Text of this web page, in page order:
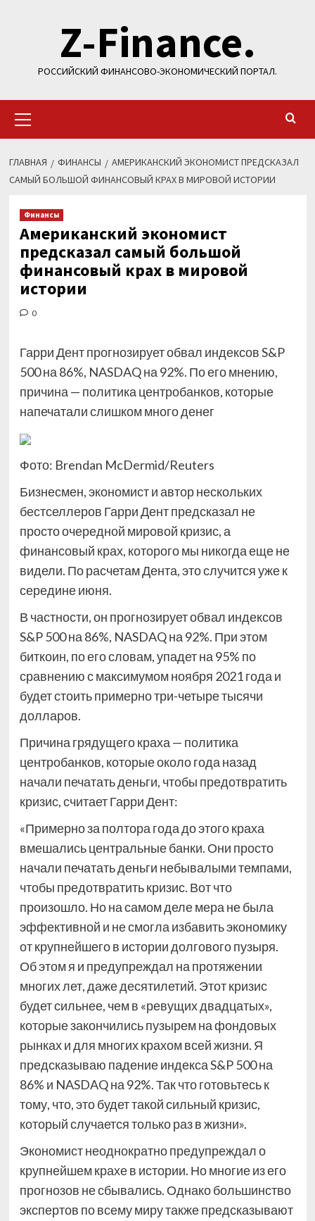
содержимомуZ-Finance.
РОССИЙСКИЙ ФИНАНСОВО-ЭКОНОМИЧЕСКИЙ ПОРТАЛ.
меню
ГЛАВНАЯ ФИНАНСЫ
АМЕРИКАНСКИЙ ЭКОНОМИСТ ПРЕДСКАЗАЛ
САМЫЙ БОЛЬШОЙ ФИНАНСОВЫЙ КРАХ В МИРОВОЙ ИСТОРИИ
Финансы
Американский экономист
предсказал самый большой
финансовый крах в мировой
истории
0
Гарри Дент прогнозирует обвал индексов S&P
500 на 86%, NASDAQ на 92%. По его мнению,
причина — политика центробанков, которые
напечатали слишком много денег
Фото: Brendan McDermid/Reuters
Бизнесмен, экономист и автор нескольких
бестселлеров Гарри Дент предсказал не
просто очередной мировой кризис, а
финансовый крах, которого мы никогда еще не
видели. По расчетам Дента, это случится уже к
середине июня.
В частности, он прогнозирует обвал индексов
S&P 500 на 86%, NASDAQ на 92%. При этом
биткоин, по его словам, упадет на 95% по
сравнению с максимумом ноября 2021 года и
будет стоить примерно три-четыре тысячи
долларов.
Причина грядущего краха — политика
центробанков, которые около года назад
начали печатать деньги, чтобы предотвратить
кризис, считает Гарри Дент:
«Примерно за полтора года до этого краха
вмешались центральные банки. Они просто
начали печатать деньги небывалыми темпами,
чтобы предотвратить кризис. Вот что
произошло. Но на самом деле мера не была
эффективной и не смогла избавить экономику
от крупнейшего в истории долгового пузыря.
Об этом я и предупреждал на протяжении
многих лет, даже десятилетий. Этот кризис
будет сильнее, чем в «ревущих двадцатых»,
которые закончились пузырем на фондовых
рынках и для многих крахом всей жизни. Я
предсказываю падение индекса S&P 500 на
86% и NASDAQ на 92%. Так что готовьтесь к
тому, что, это будет такой сильный кризис,
который случается только раз в жизни».
Экономист неоднократно предупреждал о
крупнейшем крахе в истории. Но многие из его
прогнозов не сбывались. Однако большинство
экспертов по всему миру также предсказывают